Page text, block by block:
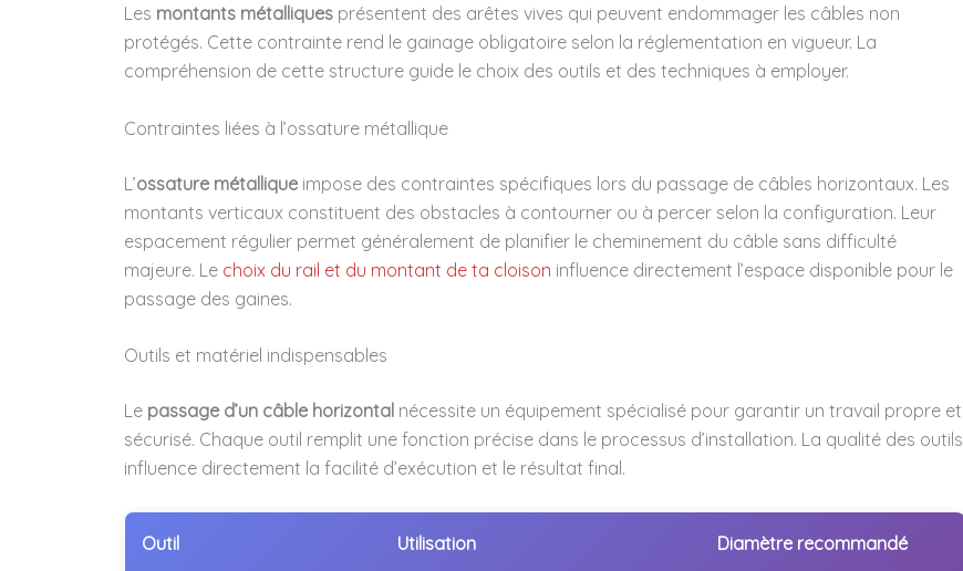
Les montants métalliques présentent des arêtes vives qui peuvent endommager les câbles non
protégés. Cette contrainte rend le gainage obligatoire selon la réglementation en vigueur. La
compréhension de cette structure guide le choix des outils et des techniques à employer.
Contraintes liées à l’ossature métallique
L’ossature métallique impose des contraintes spécifiques lors du passage de câbles horizontaux. Les
montants verticaux constituent des obstacles à contourner ou à percer selon la configuration. Leur
espacement régulier permet généralement de planifier le cheminement du câble sans difficulté
majeure. Le choix du rail et du montant de ta cloison influence directement l’espace disponible pour le
passage des gaines.
Outils et matériel indispensables
Le passage d’un câble horizontal nécessite un équipement spécialisé pour garantir un travail propre et
sécurisé. Chaque outil remplit une fonction précise dans le processus d’installation. La qualité des outils
influence directement la facilité d’exécution et le résultat final.
Outil Utilisation Diamètre recommandé